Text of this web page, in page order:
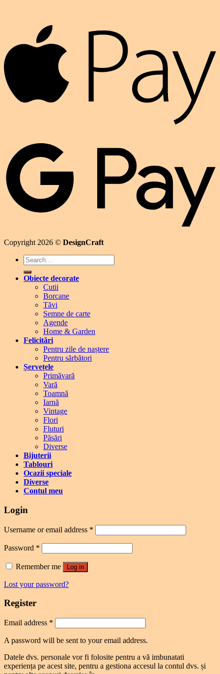
Copyright 2026 © DesignCraft
Search
for:
Obiecte decorate
Cutii
Borcane
Tăvi
Semne de carte
Agende
Home & Garden
Felicitări
Pentru zile de naștere
Pentru sărbători
Șervețele
Primăvară
Vară
Toamnă
Iarnă
Vintage
Flori
Fluturi
Păsări
Diverse
Bijuterii
Tablouri
Ocazii speciale
Diverse
Contul meu
Login
Username or email address *
Password *
Remember me Log in
Lost your password?
Register
Email address *
A password will be sent to your email address.
Datele dvs. personale vor fi folosite pentru a vă imbunatati
experiența pe acest site, pentru a gestiona accesul la contul dvs. și